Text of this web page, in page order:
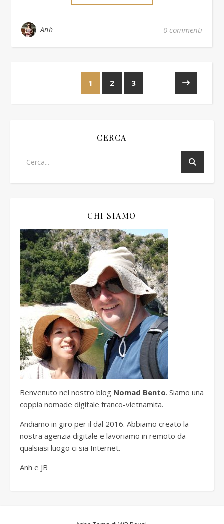
Anh 0 commenti
1 2 3
CERCA
CHI SIAMO
Benvenuto nel nostro blog Nomad Bento. Siamo una
coppia nomade digitale franco-vietnamita.
Andiamo in giro per il dal 2016. Abbiamo creato la
nostra agenzia digitale e lavoriamo in remoto da
qualsiasi luogo ci sia Internet.
Anh e JB